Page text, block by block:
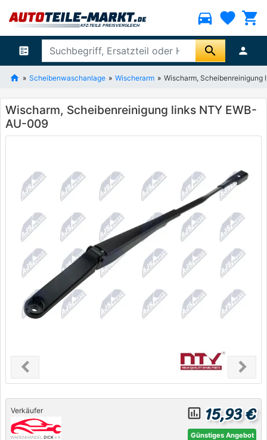
directions_car favorite shopping_cart
ballot search person
Scheibenwaschanlage Wischerarm Wischarm, Scheibenreinigung
Wischarm, Scheibenreinigung links NTY EWB-
AU-009
chevron_leftPrevious chevron_right
Next
Verkäufer insert_chart_outlined 15,93 €
Günstiges Angebot